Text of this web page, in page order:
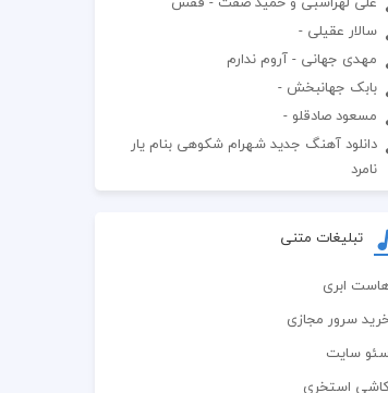
سالار عقیلی -
مهدی جهانی - آروم ندارم
بابک جهانبخش -
مسعود صادقلو -
دانلود آهنگ جدید شهرام شکوهی بنام یار
نامرد
تبلیغات متنی
ابری
سرور مجازی
سایت
استخری